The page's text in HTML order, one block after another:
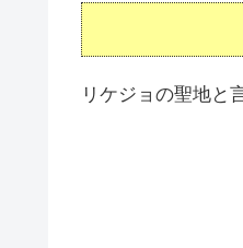
リケジョの聖地と